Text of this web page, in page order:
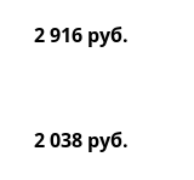
2 916 руб.
2 038 руб.